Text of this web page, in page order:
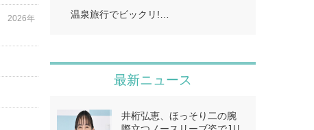
2026年
温泉旅行でビックリ!…
最新ニュース
井桁弘恵、ほっそり二の腕